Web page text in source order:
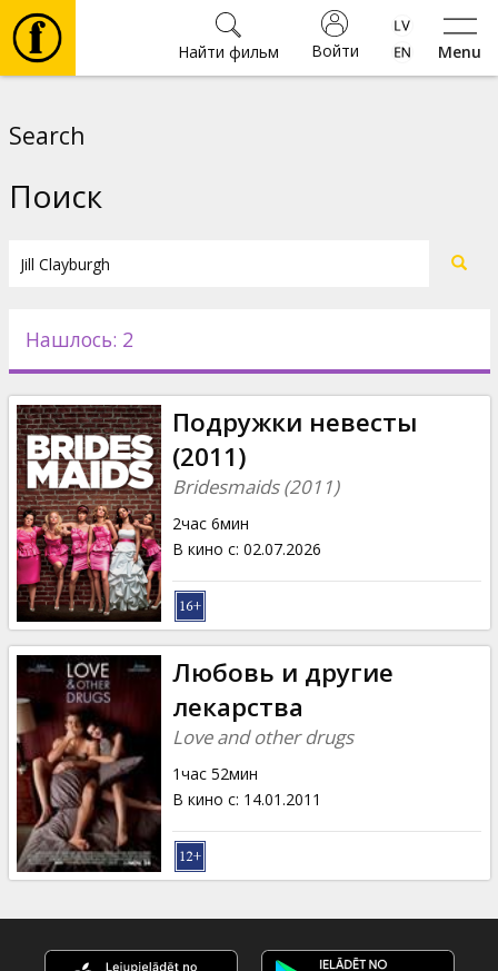
Menu
Войти
Найти фильм
Новости
Подарки
Кинозакуски
B2B
Клуб
Search
Поиск
Нашлось: 2
Подружки невесты
(2011)
Bridesmaids (2011)
2час 6мин
В кино с: 02.07.2026
Любовь и другие
лекарства
Love and other drugs
1час 52мин
В кино с: 14.01.2011